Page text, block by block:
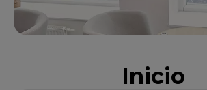
Inicio